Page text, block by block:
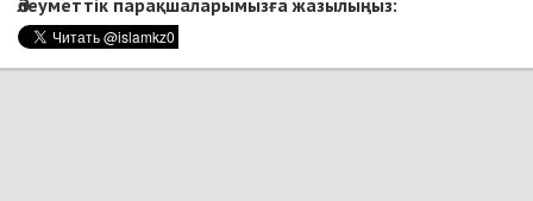
Әлеуметтік парақшаларымызға жазылыңыз: